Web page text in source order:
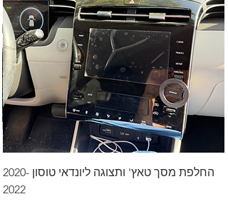
החלפת מסך טאץ' ותצוגה ליונדאי טוסון 2020-
2022